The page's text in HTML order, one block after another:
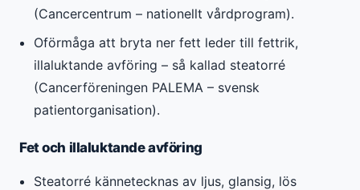
(Cancercentrum – nationellt vårdprogram).
Oförmåga att bryta ner fett leder till fettrik,
illaluktande avföring – så kallad steatorré
(Cancerföreningen PALEMA – svensk
patientorganisation).
Fet och illaluktande avföring
Steatorré kännetecknas av ljus, glansig, lös